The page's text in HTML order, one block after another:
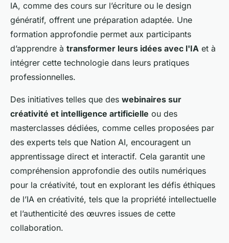
IA, comme des cours sur l’écriture ou le design
génératif, offrent une préparation adaptée. Une
formation approfondie permet aux participants
d’apprendre à transformer leurs idées avec l'IA et à
intégrer cette technologie dans leurs pratiques
professionnelles.
Des initiatives telles que des webinaires sur
créativité et intelligence artificielle ou des
masterclasses dédiées, comme celles proposées par
des experts tels que Nation AI, encouragent un
apprentissage direct et interactif. Cela garantit une
compréhension approfondie des outils numériques
pour la créativité, tout en explorant les défis éthiques
de l’IA en créativité, tels que la propriété intellectuelle
et l’authenticité des œuvres issues de cette
collaboration.